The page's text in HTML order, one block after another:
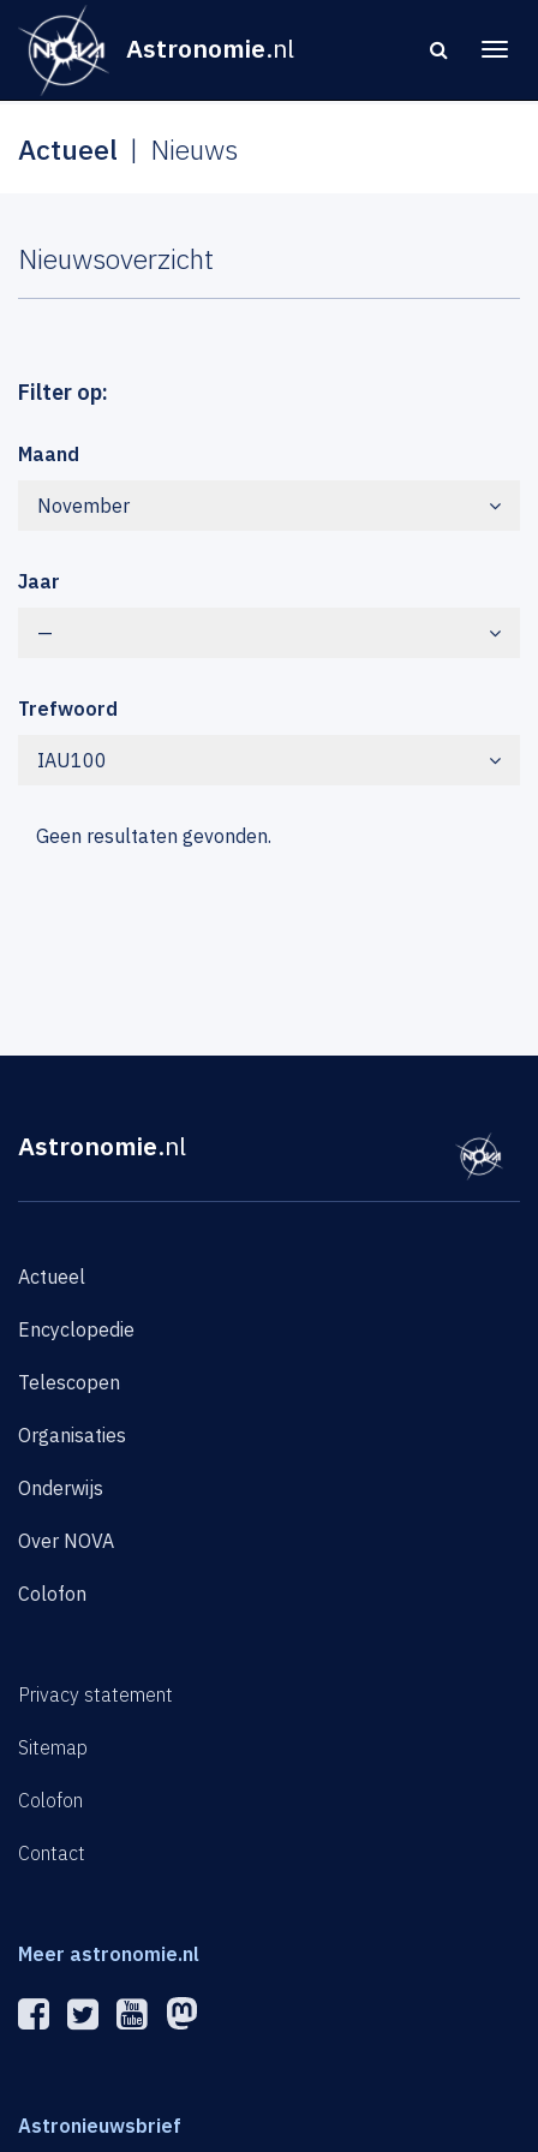
Astronomie.nl
Actueel Nieuws
Nieuwsoverzicht
Filter op:
Maand
November
Jaar
—
Trefwoord
IAU100
Geen resultaten gevonden.
Astronomie.nl
Actueel
Encyclopedie
Telescopen
Organisaties
Onderwijs
Over NOVA
Colofon
Privacy statement
Sitemap
Colofon
Contact
Meer astronomie.nl
Astronieuwsbrief